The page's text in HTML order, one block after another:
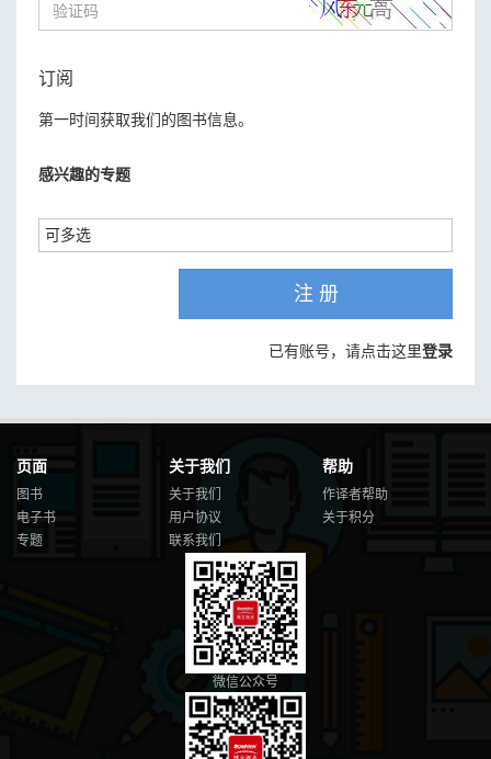
订阅
第一时间获取我们的图书信息。
感兴趣的专题
注 册
已有账号，请点击这里登录
页面
图书
电子书
专题
关于我们
关于我们
用户协议
联系我们
帮助
作译者帮助
关于积分
微信公众号